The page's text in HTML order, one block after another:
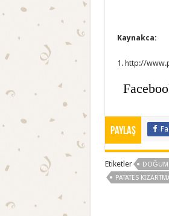
Kaynakca:
1. http://
Paylaş
Etiketler
PATATES